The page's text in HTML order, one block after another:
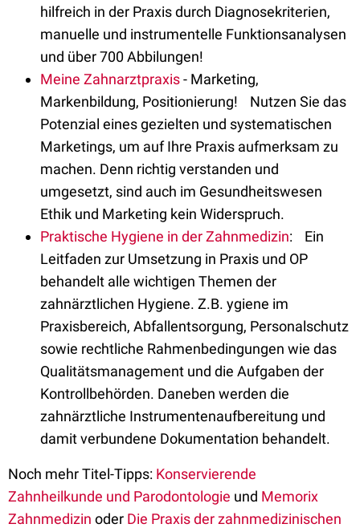
hilfreich in der Praxis durch Diagnosekriterien,
manuelle und instrumentelle Funktionsanalysen
und über 700 Abbilungen!
Meine Zahnarztpraxis- Marketing,
Markenbildung, Positionierung! Nutzen Sie das
Potenzial eines gezielten und systematischen
Marketings, um auf Ihre Praxis aufmerksam zu
machen. Denn richtig verstanden und
umgesetzt, sind auch im Gesundheitswesen
Ethik und Marketing kein Widerspruch.
Praktische Hygiene in der Zahnmedizin: Ein
Leitfaden zur Umsetzung in Praxis und OP
behandelt alle wichtigen Themen der
zahnärztlichen Hygiene. Z.B. ygiene im
Praxisbereich, Abfallentsorgung, Personalschutz
sowie rechtliche Rahmenbedingungen wie das
Qualitätsmanagement und die Aufgaben der
Kontrollbehörden. Daneben werden die
zahnärztliche Instrumentenaufbereitung und
damit verbundene Dokumentation behandelt.
Noch mehr Titel-Tipps: Konservierende
Zahnheilkunde und Parodontologie und Memorix
Zahnmedizin oder Die Praxis der zahnmedizinischen